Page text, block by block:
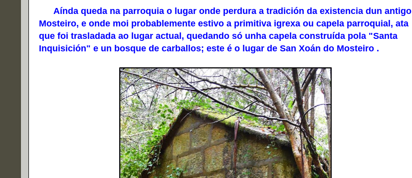
Aínda queda na parroquia o lugar onde perdura a tradición da existencia dun antigo
Mosteiro, e onde moi probablemente estivo a primitiva igrexa ou capela parroquial, ata
que foi trasladada ao lugar actual, quedando só unha capela construída pola "Santa
Inquisición" e un bosque de carballos; este é o lugar de San Xoán do Mosteiro .